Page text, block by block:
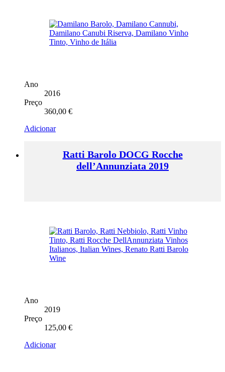
Ano
2016
Preço
360,00 €
Adicionar
Ratti Barolo DOCG Rocche
dell’Annunziata 2019
Ano
2019
Preço
125,00 €
Adicionar